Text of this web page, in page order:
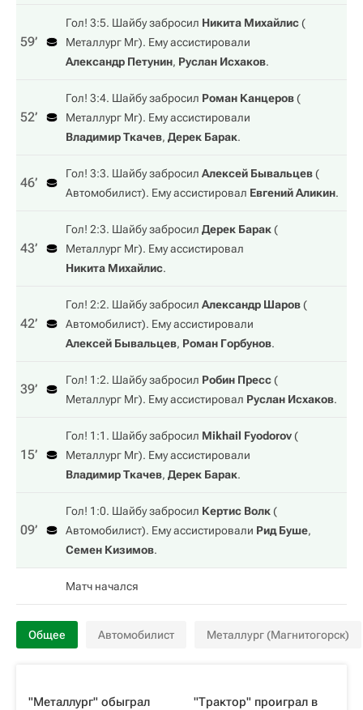
59‎’‎
Гол! 3:5. Шайбу забросил Никита Михайлис(
Металлург Мг). Ему ассистировали
Александр Петунин, Руслан Исхаков.
52‎’‎
Гол! 3:4. Шайбу забросил Роман Канцеров(
Металлург Мг). Ему ассистировали
Владимир Ткачев, Дерек Барак.
46‎’‎
Гол! 3:3. Шайбу забросил Алексей Бывальцев(
Автомобилист). Ему ассистировал Евгений Аликин.
43‎’‎
Гол! 2:3. Шайбу забросил Дерек Барак(
Металлург Мг). Ему ассистировал
Никита Михайлис.
42‎’‎
Гол! 2:2. Шайбу забросил Александр Шаров(
Автомобилист). Ему ассистировали
Алексей Бывальцев, Роман Горбунов.
39‎’‎
Гол! 1:2. Шайбу забросил Робин Пресс(
Металлург Мг). Ему ассистировал Руслан Исхаков.
15‎’‎
Гол! 1:1. Шайбу забросил Mikhail Fyodorov(
Металлург Мг). Ему ассистировали
Владимир Ткачев, Дерек Барак.
09‎’‎
Гол! 1:0. Шайбу забросил Кертис Волк(
Автомобилист). Ему ассистировали Рид Буше,
Семен Кизимов.
Матч начался
Общее Автомобилист Металлург (Магнитогорск)
"Металлург" обыграл
"Трактор" проиграл в